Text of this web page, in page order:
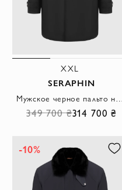
XXL
SERAPHIN
349 700 ₴314 700 ₴
-10%